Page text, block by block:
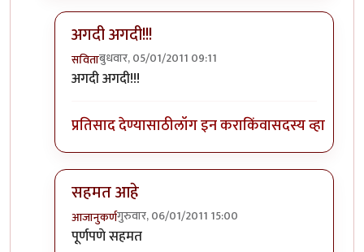
अगदी अगदी!!!
सविताबुधवार, 05/01/2011 09:11
In reply toमाहितीकरिता
अगदी अगदी!!!
प्रतिसाद देण्यासाठीलॉग इन कराकिंवासदस्य व्हा
सहमत आहे
आजानुकर्णगुरुवार, 06/01/2011 15:00
In reply toमाहितीकरिता
पूर्णपणे सहमत